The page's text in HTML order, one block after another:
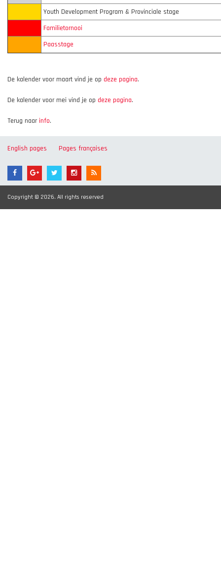
Youth Development Program & Provinciale stage
Familietornooi
Paasstage
De kalender voor maart vind je op deze pagina.
De kalender voor mei vind je op deze pagina.
Terug naarinfo.
English pages Pages françaises
Copyright © 2026. All rights reserved